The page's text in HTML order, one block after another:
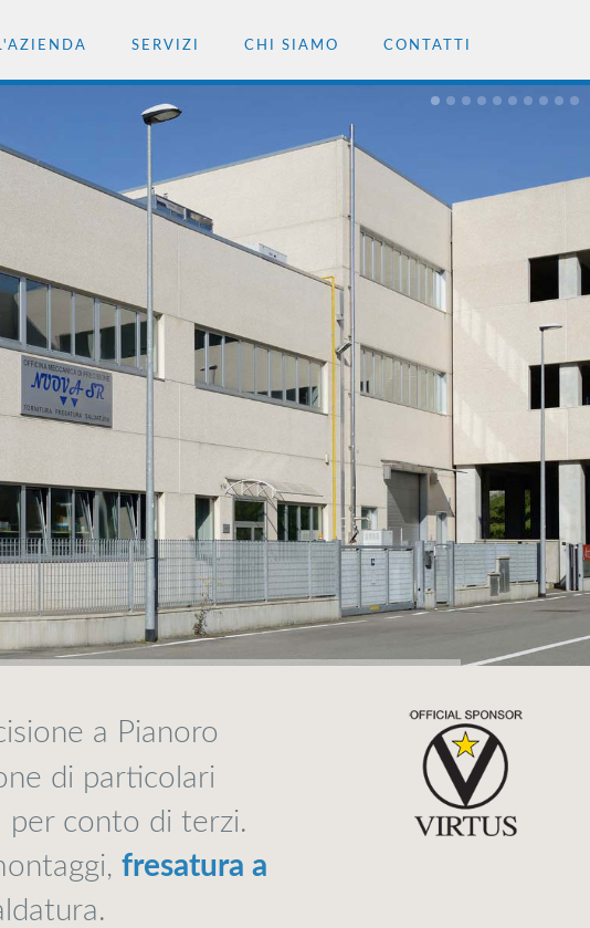
SERVIZI CHI SIAMO CONTATTI
a Pianoro
di particolari
per conto di terzi.
fresatura a